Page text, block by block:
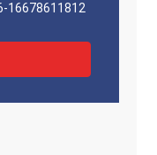
16678611812